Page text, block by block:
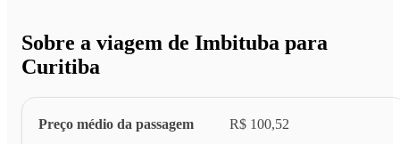
Sobre a viagem de Imbituba para
Curitiba
Preço médio da passagem R$ 100,52